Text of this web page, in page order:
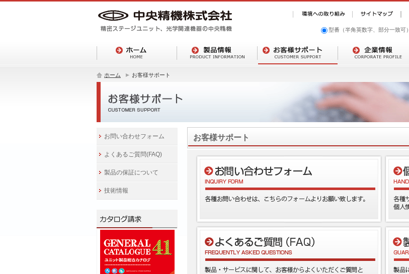
型番（半角英数字、部分一致可）
ホーム お客様サポート
お客様サポート
お問い合わせフォーム
よくあるご質問(FAQ)
製品の保証について
技術情報